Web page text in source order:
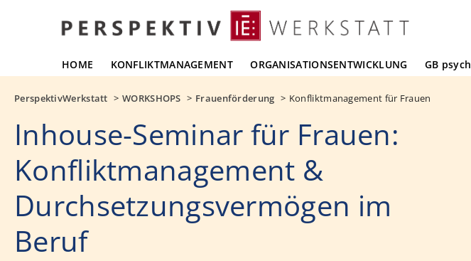
HOME KONFLIKTMANAGEMENT ORGANISATIONSENTWICKLUNG GB psych
PerspektivWerkstatt WORKSHOPS Frauenförderung Konfliktmanagement für Frauen
Inhouse-Seminar für Frauen:
Konfliktmanagement &
Durchsetzungsvermögen im
Beruf